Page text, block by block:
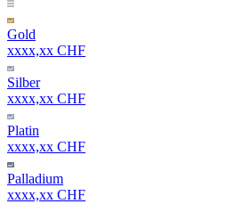
Gold
xxxx,xx CHF
Silber
xxxx,xx CHF
Platin
xxxx,xx CHF
Palladium
xxxx,xx CHF